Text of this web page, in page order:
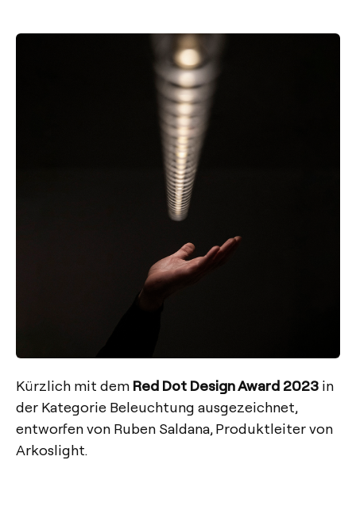
Kürzlich mit dem Red Dot Design Award 2023 in
der Kategorie Beleuchtung ausgezeichnet,
entworfen von Ruben Saldana, Produktleiter von
Arkoslight.